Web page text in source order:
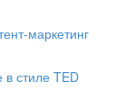
маркетинг
стиле TED